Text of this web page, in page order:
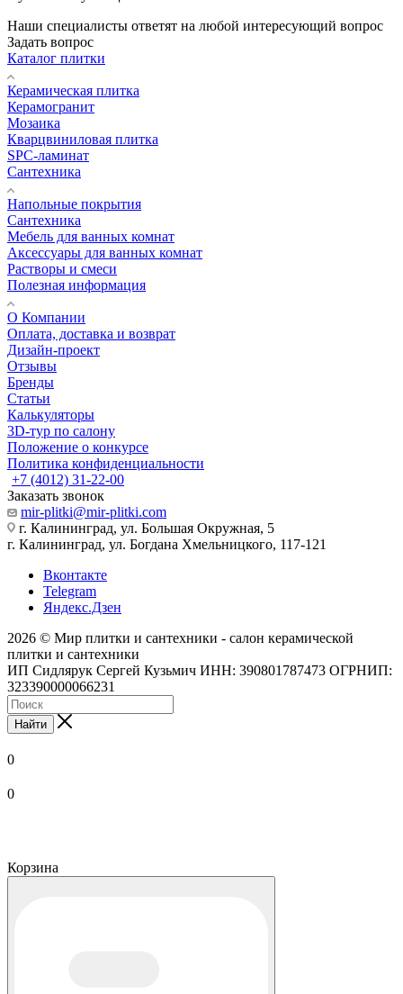
Наши специалисты ответят на любой интересующий вопрос
Задать вопрос
Каталог плитки
Керамическая плитка
Керамогранит
Мозаика
Кварцвиниловая плитка
SPC-ламинат
Сантехника
Напольные покрытия
Сантехника
Мебель для ванных комнат
Аксессуары для ванных комнат
Растворы и смеси
Полезная информация
О Компании
Оплата, доставка и возврат
Дизайн-проект
Отзывы
Бренды
Статьи
Калькуляторы
3D-тур по салону
Положение о конкурсе
Политика конфиденциальности
+7 (4012) 31-22-00
Заказать звонок
mir-plitki@mir-plitki.com
г. Калининград, ул. Большая Окружная, 5
г. Калининград, ул. Богдана Хмельницкого, 117-121
Вконтакте
Telegram
Яндекс.Дзен
2026 © Мир плитки и сантехники - салон керамической
плитки и сантехники
ИП Сидлярук Сергей Кузьмич ИНН: 390801787473 ОГРНИП:
323390000066231
Найти
0
0
Корзина